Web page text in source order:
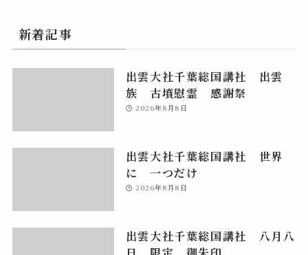
新着記事
出雲大社千葉総国講社 出雲
族 古墳慰霊 感謝祭
2026年8月8日
出雲大社千葉総国講社 世界
に 一つだけ
2026年8月8日
出雲大社千葉総国講社 八月八